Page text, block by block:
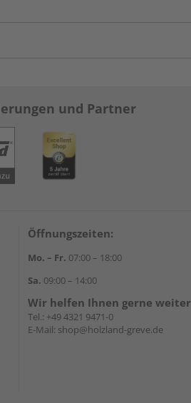
und Partner
Öffnungszeiten:
Mo. – Fr. 07:00 – 18:00
Sa. 09:00 – 14:00
Wir helfen Ihnen gerne weiter
Tel.: +49 4321 9471-0
E-Mail: shop@holzland-greve.de